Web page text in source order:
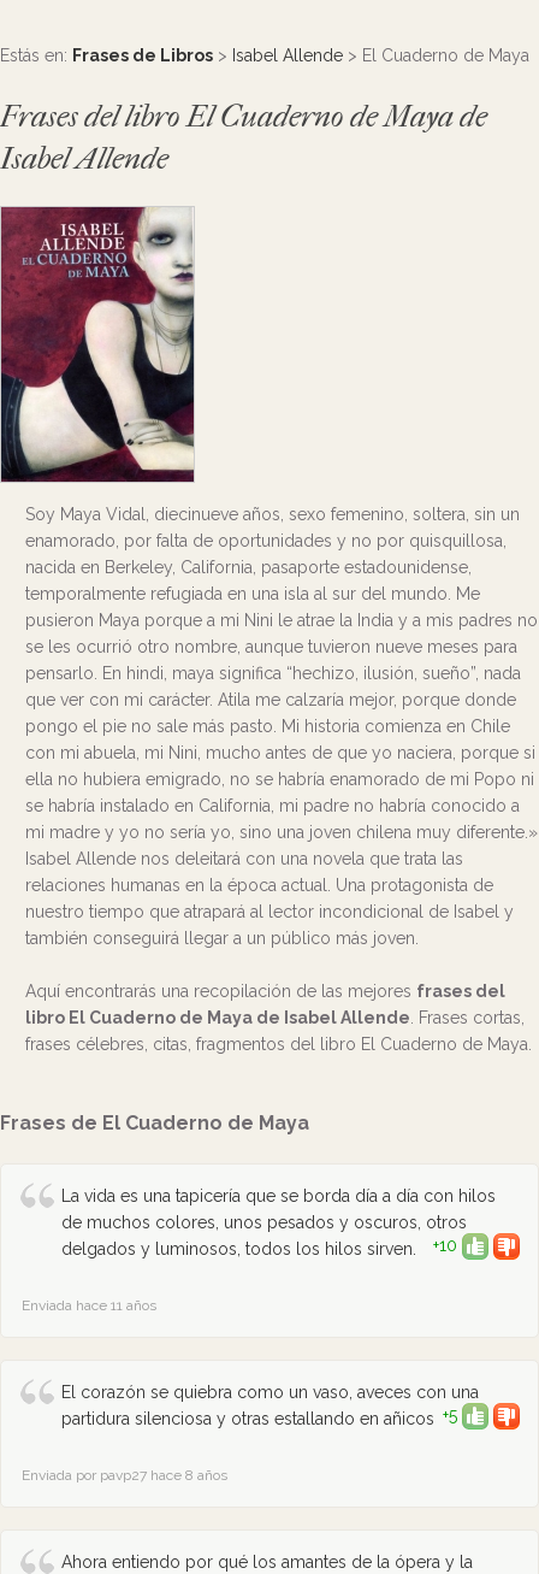
Estás en: Frases de Libros > Isabel Allende > El Cuaderno de Maya
Frases del libro El Cuaderno de Maya de
Isabel Allende
Soy Maya Vidal, diecinueve años, sexo femenino, soltera, sin un
enamorado, por falta de oportunidades y no por quisquillosa,
nacida en Berkeley, California, pasaporte estadounidense,
temporalmente refugiada en una isla al sur del mundo. Me
pusieron Maya porque a mi Nini le atrae la India y a mis padres no
se les ocurrió otro nombre, aunque tuvieron nueve meses para
pensarlo. En hindi, maya significa “hechizo, ilusión, sueño”, nada
que ver con mi carácter. Atila me calzaría mejor, porque donde
pongo el pie no sale más pasto. Mi historia comienza en Chile
con mi abuela, mi Nini, mucho antes de que yo naciera, porque si
ella no hubiera emigrado, no se habría enamorado de mi Popo ni
se habría instalado en California, mi padre no habría conocido a
mi madre y yo no sería yo, sino una joven chilena muy diferente.»
Isabel Allende nos deleitará con una novela que trata las
relaciones humanas en la época actual. Una protagonista de
nuestro tiempo que atrapará al lector incondicional de Isabel y
también conseguirá llegar a un público más joven.
Aquí encontrarás una recopilación de las mejores frases del
libro El Cuaderno de Maya de Isabel Allende . Frases cortas,
frases célebres, citas, fragmentos del libro El Cuaderno de Maya.
Frases de El Cuaderno de Maya
La vida es una tapicería que se borda día a día con hilos
de muchos colores, unos pesados y oscuros, otros
delgados y luminosos, todos los hilos sirven.
+10
Enviada hace 11 años
El corazón se quiebra como un vaso, aveces con una
partidura silenciosa y otras estallando en añicos +5
Enviada por pavp27 hace 8 años
Ahora entiendo por qué los amantes de la ópera y la